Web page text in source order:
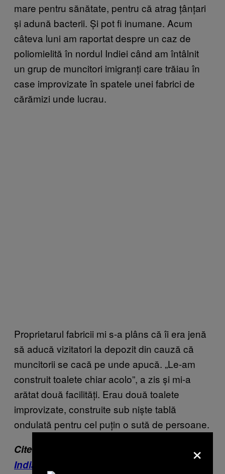
mare pentru sănătate, pentru că atrag țânțari
și adună bacterii. Și pot fi inumane. Acum
câteva luni am raportat despre un caz de
poliomielită în nordul Indiei când am întâlnit
un grup de muncitori imigranți care trăiau în
case improvizate în spatele unei fabrici de
cărămizi unde lucrau.
Proprietarul fabricii mi s-a plâns că îi era jenă
să aducă vizitatori la depozit din cauză că
muncitorii se cacă pe unde apucă. „Le-am
construit toalete chiar acolo”, a zis și mi-a
arătat două facilități. Erau două toalete
improvizate, construite sub niște tablă
ondulată pentru cel puțin o sută de persoane.
Citește și:
India
×